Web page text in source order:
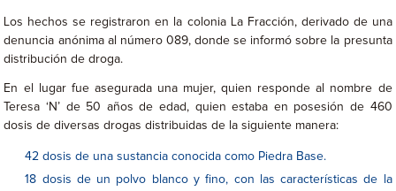
Los hechos se registraron en la colonia La Fracción, derivado de una
denuncia anónima al número 089, donde se informó sobre la presunta
distribución de droga.
En el lugar fue asegurada una mujer, quien responde al nombre de
Teresa ‘N’ de 50 años de edad, quien estaba en posesión de 460
dosis de diversas drogas distribuidas de la siguiente manera:
42 dosis de una sustancia conocida como Piedra Base.
18 dosis de un polvo blanco y fino, con las características de la